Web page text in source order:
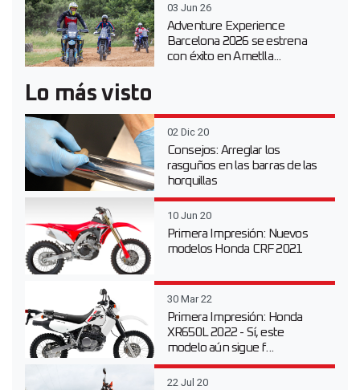
03 Jun 26
Adventure Experience
Barcelona 2026 se estrena
con éxito en Ametlla...
Lo más visto
02 Dic 20
Consejos: Arreglar los
rasguños en las barras de las
horquillas
10 Jun 20
Primera Impresión: Nuevos
modelos Honda CRF 2021
30 Mar 22
Primera Impresión: Honda
XR650L 2022 - Sí, este
modelo aún sigue f...
22 Jul 20